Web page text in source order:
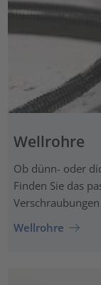
Wellrohre
Ob dünn- oder
Finden Sie das
Wellrohre